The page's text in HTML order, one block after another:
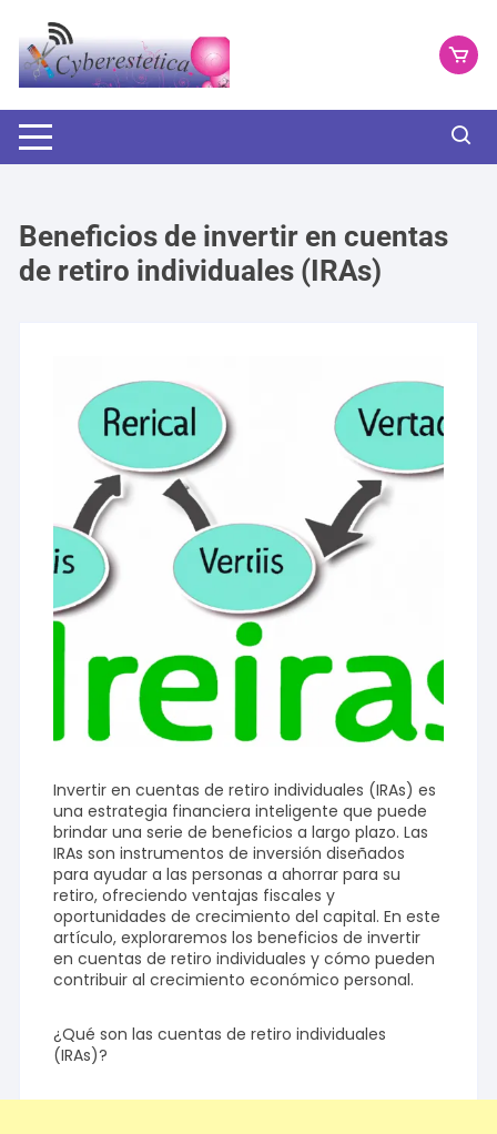
contenido
Beneficios de invertir en cuentas
de retiro individuales (IRAs)
Invertir en cuentas de retiro individuales (IRAs) es
una estrategia financiera inteligente que puede
brindar una serie de beneficios a largo plazo. Las
IRAs son instrumentos de inversión diseñados
para ayudar a las personas a ahorrar para su
retiro, ofreciendo ventajas fiscales y
oportunidades de crecimiento del capital. En este
artículo, exploraremos los beneficios de invertir
en cuentas de retiro individuales y cómo pueden
contribuir al crecimiento económico personal.
¿Qué son las cuentas de retiro individuales
(IRAs)?